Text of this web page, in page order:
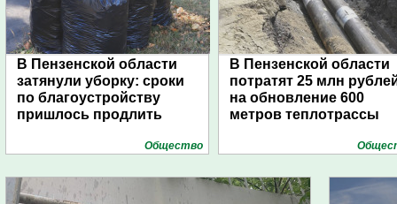
В Пензенской области
затянули уборку: сроки
по благоустройству
пришлось продлить
Общество
В Пензенской области
потратят 25 млн
на обновление 600
метров теплотрассы